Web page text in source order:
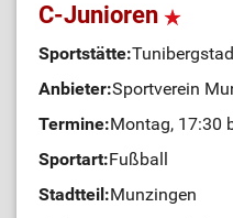
C-Junioren
Sportstätte:
Anbieter:Sportverein
Termine:Montag, 17:30
Sportart:Fußball
Stadtteil:Munzingen